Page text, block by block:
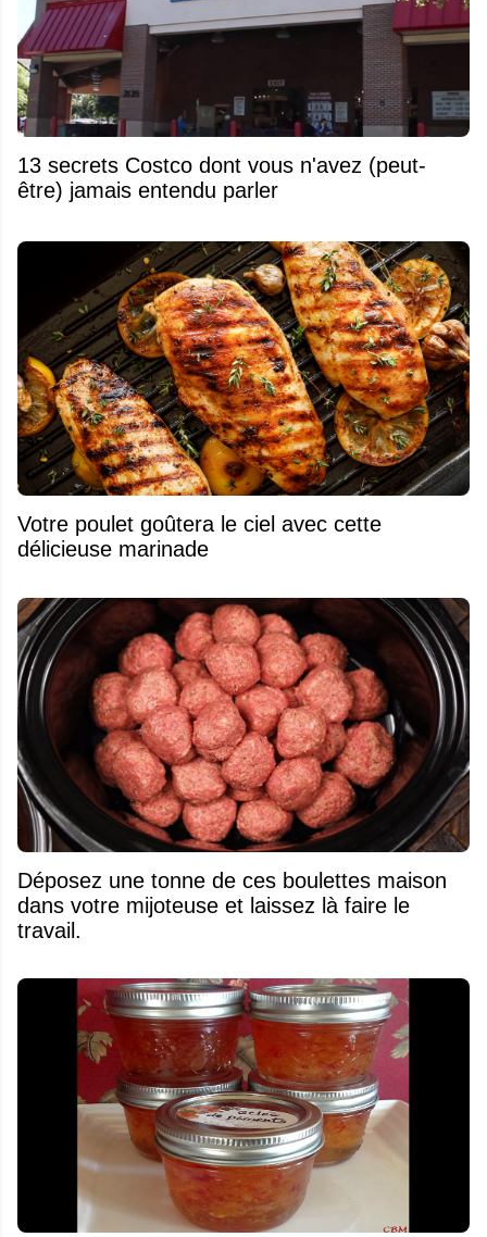
13 secrets Costco dont vous n'avez (peut-
être) jamais entendu parler
Votre poulet goûtera le ciel avec cette
délicieuse marinade
Déposez une tonne de ces boulettes maison
dans votre mijoteuse et laissez là faire le
travail.